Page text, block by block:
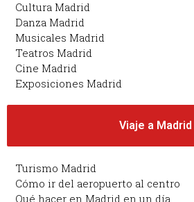
Cultura Madrid
Danza Madrid
Musicales Madrid
Teatros Madrid
Cine Madrid
Exposiciones Madrid
Viaje a Madrid
Turismo Madrid
Cómo ir del aeropuerto al centro
Qué hacer en Madrid en un día